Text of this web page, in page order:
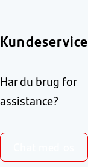
Kundeservice
Har du brug for
assistance?